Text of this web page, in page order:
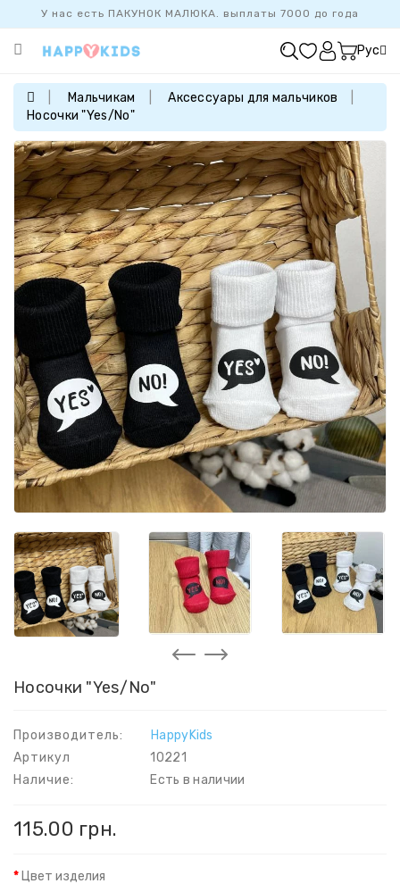
У нас есть ПАКУНОК МАЛЮКА. выплаты 7000 до года
Категории
ПРОДАЖ
БАЗОВАЯ
КОЛЛЕКЦИЯ
ДЕВОЧКАМ
МАЛЬЧИКАМ
НОВОРОЖДЕННЫМ
FAMILYLOOK
Рус
Мальчикам
Аксессуары для мальчиков
Носочки "Yes/No"
Носочки "Yes/No"
Производитель:
HappyKids
Артикул
10221
Наличие:
Есть в наличии
115.00 грн.
Цвет изделия